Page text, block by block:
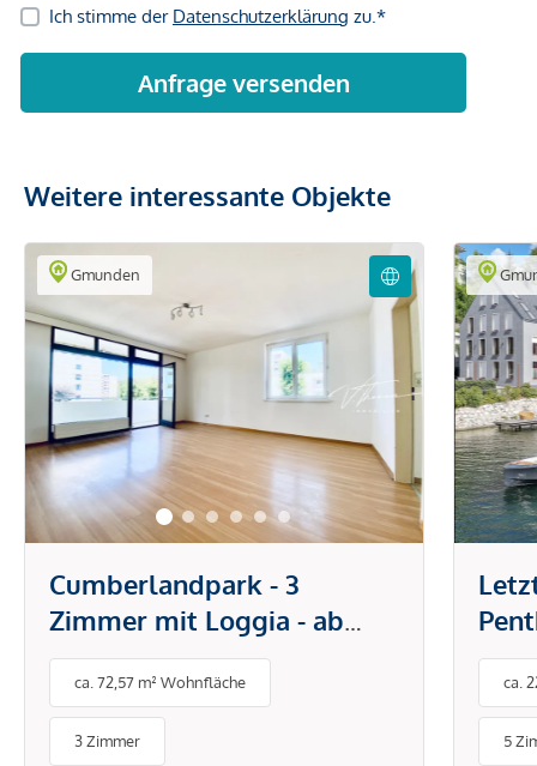
Weitere interessante Objekte
Gmunden
Cumberlandpark - 3
Zimmer mit Loggia - ab
sofort erwerben!
ca. 72,57 m² Wohnfläche
3 Zimmer
am
ca.
5